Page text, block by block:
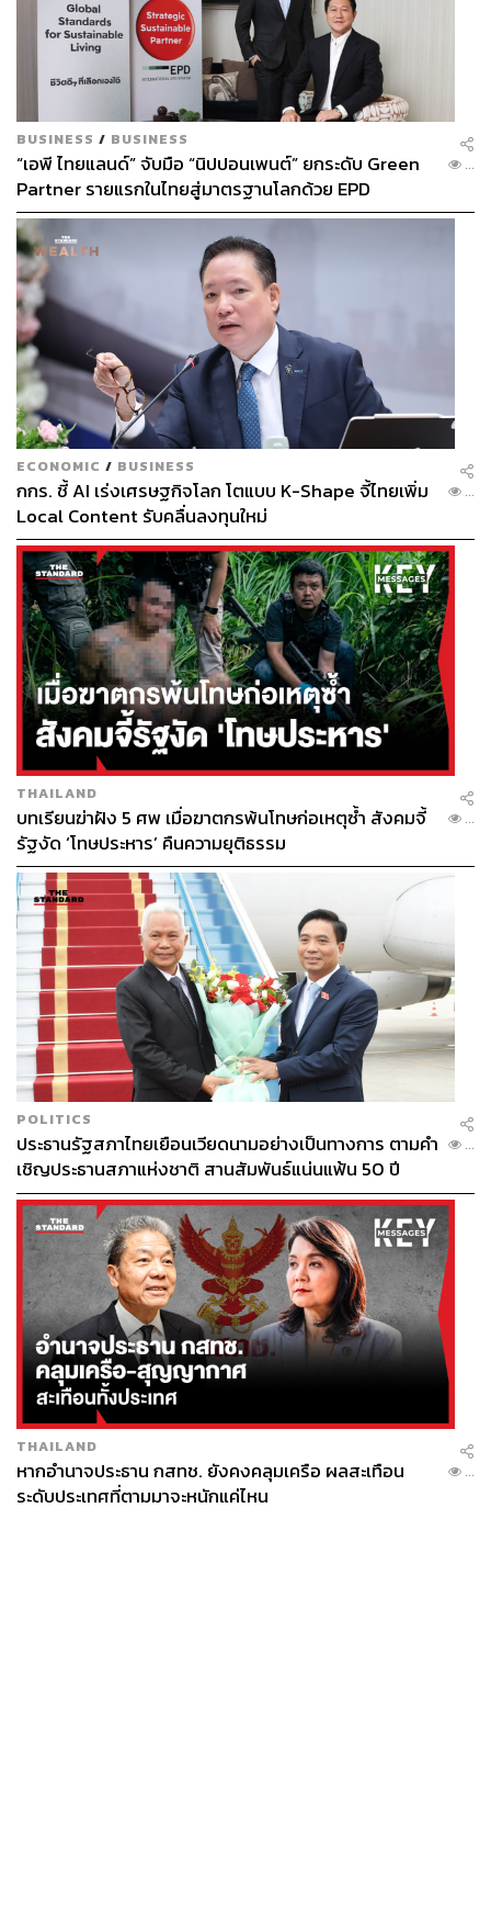
BUSINESS / BUSINESS
“เอพี ไทยแลนด์” จับมือ “นิปปอนเพนต์” ยกระดับ Green
Partner รายแรกในไทยสู่มาตรฐานโลกด้วย EPD
International พร้อมชูแนวคิด Global Standards for
Global Sustainable Living ส่งมอบบ้านคุณภาพ ลด
ผลกระทบต่อสิ่งแวดล้อม พร้อมปั้นนักออกแบบที่ใส่ใจโลก
...
ECONOMIC / BUSINESS
กกร. ชี้ AI เร่งเศรษฐกิจโลก โตแบบ K-Shape จี้ไทยเพิ่ม
Local Content รับคลื่นลงทุนใหม่
...
THAILAND
บทเรียนฆ่าฝัง 5 ศพ เมื่อฆาตกรพ้นโทษก่อเหตุซ้ำ สังคมจี้
รัฐงัด ‘โทษประหาร’ คืนความยุติธรรม
...
POLITICS
ประธานรัฐสภาไทยเยือนเวียดนามอย่างเป็นทางการ ตามคำ
เชิญประธานสภาแห่งชาติ สานสัมพันธ์แน่นแฟ้น 50 ปี
...
THAILAND
หากอำนาจประธาน กสทช. ยังคงคลุมเครือ ผลสะเทือน
ระดับประเทศที่ตามมาจะหนักแค่ไหน
...